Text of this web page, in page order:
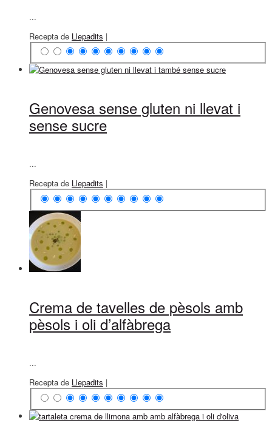
...
Recepta de Llepadits |
Genovesa sense gluten ni llevat i
sense sucre
...
Recepta de Llepadits |
Crema de tavelles de pèsols amb
pèsols i oli d’alfàbrega
...
Recepta de Llepadits |